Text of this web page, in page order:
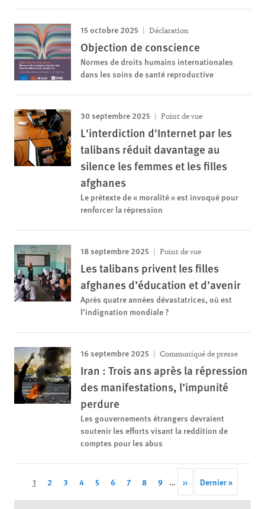
15 octobre 2025 Déclaration
Objection de conscience
Normes de droits humains internationales
dans les soins de santé reproductive
30 septembre 2025 Point de vue
L'interdiction d'Internet par les
talibans réduit davantage au
silence les femmes et les filles
afghanes
Le prétexte de « moralité » est invoqué pour
renforcer la répression
18 septembre 2025 Point de vue
Les talibans privent les filles
afghanes d’éducation et d’avenir
Après quatre années dévastatrices, où est
l’indignation mondiale ?
16 septembre 2025 Communiqué de presse
Iran : Trois ans après la répression
des manifestations, l’impunité
perdure
Les gouvernements étrangers devraient
soutenir les efforts visant la reddition de
comptes pour les abus
Pagination
Cette
1 Page
2 Page
3 Page
4 Page
5 Page
6 Page
7 Page
8 Page
9 …
Next
page
››
Last
page
Dernier »